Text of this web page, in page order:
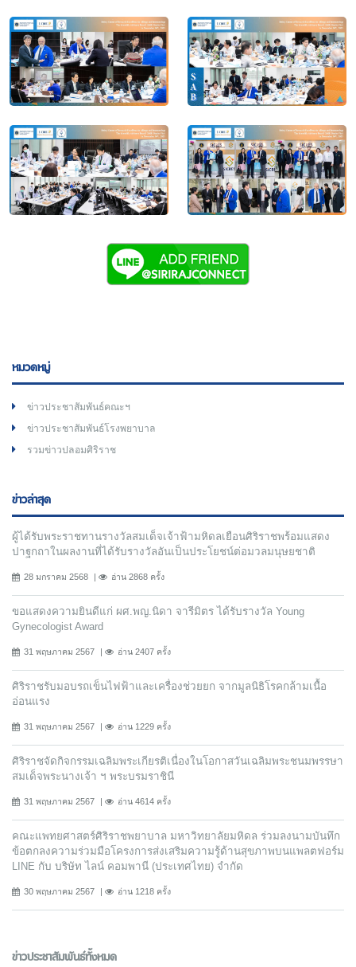
หมวดหมู่
ข่าวประชาสัมพันธ์คณะฯ
ข่าวประชาสัมพันธ์โรงพยาบาล
รวมข่าวปลอมศิริราช
ข่าวล่าสุด
ผู้ได้รับพระราชทานรางวัลสมเด็จเจ้าฟ้ามหิดลเยือนศิริราชพร้อมแสดง
ปาฐกถาในผลงานที่ได้รับรางวัลอันเป็นประโยชน์ต่อมวลมนุษยชาติ
28 มกราคม 2568 อ่าน 2868 ครั้ง
ขอแสดงความยินดีแก่ ผศ.พญ.นิดา จารีมิตร ได้รับรางวัล Young
Gynecologist Award
31 พฤษภาคม 2567 อ่าน 2407 ครั้ง
ศิริราชรับมอบรถเข็นไฟฟ้าและเครื่องช่วยยก จากมูลนิธิโรคกล้ามเนื้อ
อ่อนแรง
31 พฤษภาคม 2567 อ่าน 1229 ครั้ง
ศิริราชจัดกิจกรรมเฉลิมพระเกียรติเนื่องในโอกาสวันเฉลิมพระชนมพรรษา
สมเด็จพระนางเจ้า ฯ พระบรมราชินี
31 พฤษภาคม 2567 อ่าน 4614 ครั้ง
คณะแพทยศาสตร์ศิริราชพยาบาล มหาวิทยาลัยมหิดล ร่วมลงนามบันทึก
ข้อตกลงความร่วมมือโครงการส่งเสริมความรู้ด้านสุขภาพบนแพลตฟอร์ม
LINE กับ บริษัท ไลน์ คอมพานี (ประเทศไทย) จํากัด
30 พฤษภาคม 2567 อ่าน 1218 ครั้ง
ข่าวประชาสัมพันธ์ทั้งหมด